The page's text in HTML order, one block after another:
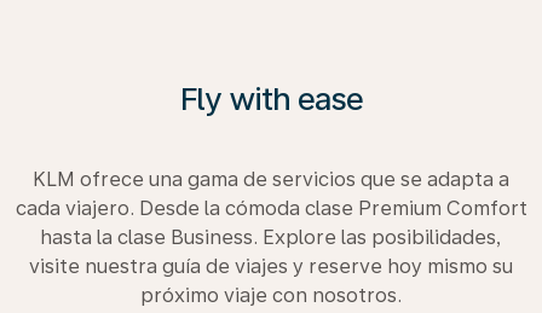
Fly with ease
KLM ofrece una gama de servicios que se adapta a
cada viajero. Desde la cómoda clase Premium Comfort
hasta la clase Business. Explore las posibilidades,
visite nuestra guía de viajes y reserve hoy mismo su
próximo viaje con nosotros.